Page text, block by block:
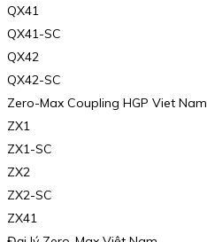
QX41
QX41-SC
QX42
QX42-SC
Zero-Max Coupling HGP Viet Nam
ZX1
ZX1-SC
ZX2
ZX2-SC
ZX41